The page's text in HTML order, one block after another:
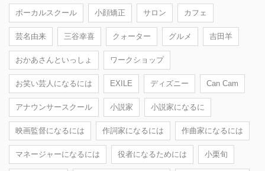
ボーカルスクール 小顔矯正 サロン カフェ
芸名由来 三谷幸喜 クォーター グルメ 吉田羊
おかあさんといっしょ ワークショップ
お笑い芸人になるには EXILE ディズニー Can Cam
アナウンサースクール 小説家 小説家になるに
映画監督になるには 作詞家になるには 作曲家になるには
マネージャーになるには 役者になるためには 小栗旬